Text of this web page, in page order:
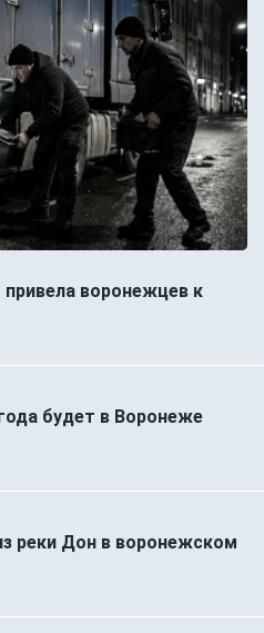
воронежцев к
будет в Воронеже
реки Дон в воронежском